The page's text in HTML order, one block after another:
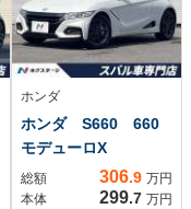
ホンダ
ホンダ S660 660
モデューロX
総額 306.9 万円
本体
299.7 万円